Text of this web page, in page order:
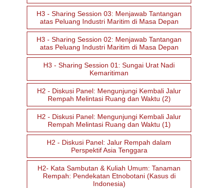
H3 - Sharing Session 03: Menjawab Tantangan
atas Peluang Industri Maritim di Masa Depan
H3 - Sharing Session 02: Menjawab Tantangan
atas Peluang Industri Maritim di Masa Depan
H3 - Sharing Session 01: Sungai Urat Nadi
Kemaritiman
H2 - Diskusi Panel: Mengunjungi Kembali Jalur
Rempah Melintasi Ruang dan Waktu (2)
H2 - Diskusi Panel: Mengunjungi Kembali Jalur
Rempah Melintasi Ruang dan Waktu (1)
H2 - Diskusi Panel: Jalur Rempah dalam
Perspektif Asia Tenggara
H2- Kata Sambutan & Kuliah Umum: Tanaman
Rempah: Pendekatan Etnobotani (Kasus di
Indonesia)